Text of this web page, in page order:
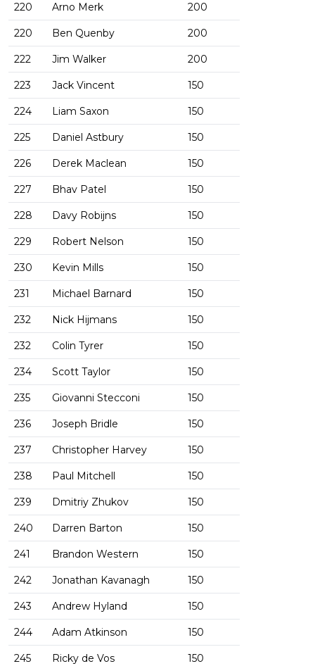
220 Arno Merk 200
220 Ben Quenby 200
222 Jim Walker 200
223 Jack Vincent 150
224 Liam Saxon 150
225 Daniel Astbury 150
226 Derek Maclean 150
227 Bhav Patel 150
228 Davy Robijns 150
229 Robert Nelson 150
230 Kevin Mills 150
231 Michael Barnard 150
232 Nick Hijmans 150
232 Colin Tyrer 150
234 Scott Taylor 150
235 Giovanni Stecconi 150
236 Joseph Bridle 150
237 Christopher Harvey 150
238 Paul Mitchell 150
239 Dmitriy Zhukov 150
240 Darren Barton 150
241 Brandon Western 150
242 Jonathan Kavanagh 150
243 Andrew Hyland 150
244 Adam Atkinson 150
245 Ricky de Vos 150